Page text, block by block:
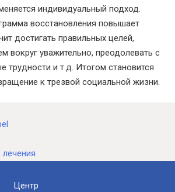
индивидуальный подход.
восстановления повышает
достигать правильных целей,
вокруг уважительно, преодолевать с
трудности и т.д. Итогом становится
к трезвой социальной жизни.
лечения
Центр